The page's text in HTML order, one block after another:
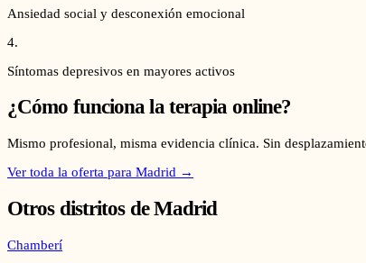
Ansiedad social y desconexión emocional
4.
Síntomas depresivos en mayores activos
¿Cómo funciona la terapia online?
Mismo profesional, misma evidencia clínica. Sin
Ver toda la oferta para Madrid →
Otros distritos deMadrid
Chamberí